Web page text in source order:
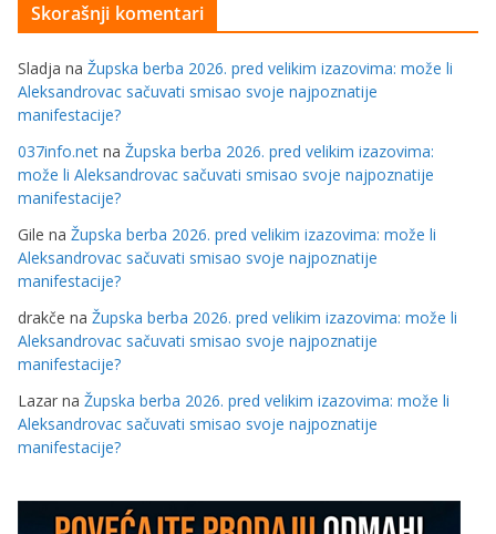
Skorašnji komentari
Sladja na Župska berba 2026. pred velikim izazovima: može li
Aleksandrovac sačuvati smisao svoje najpoznatije
manifestacije?
037info.net na Župska berba 2026. pred velikim izazovima:
može li Aleksandrovac sačuvati smisao svoje najpoznatije
manifestacije?
Gile na Župska berba 2026. pred velikim izazovima: može li
Aleksandrovac sačuvati smisao svoje najpoznatije
manifestacije?
drakče na Župska berba 2026. pred velikim izazovima: može li
Aleksandrovac sačuvati smisao svoje najpoznatije
manifestacije?
Lazar na Župska berba 2026. pred velikim izazovima: može li
Aleksandrovac sačuvati smisao svoje najpoznatije
manifestacije?